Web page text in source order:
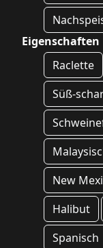
Eigenschaften
Raclette
Süß-
New
Halibut
Spanisch